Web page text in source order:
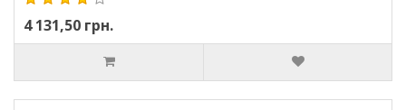
4 131,50 грн.